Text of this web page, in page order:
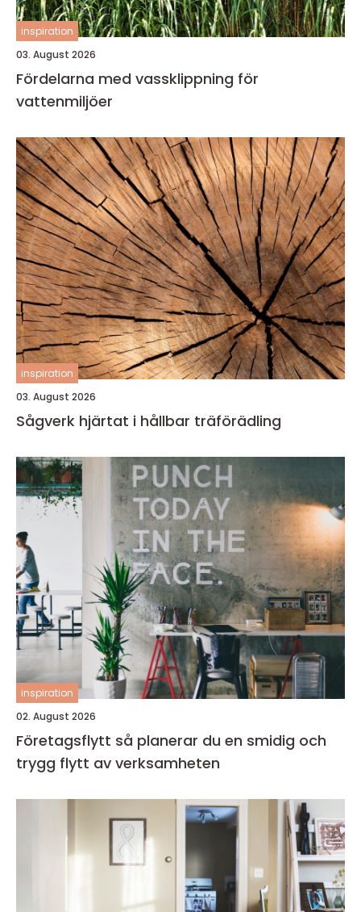
inspiration
03. August 2026
Fördelarna med vassklippning för
vattenmiljöer
inspiration
03. August 2026
Sågverk hjärtat i hållbar träförädling
inspiration
02. August 2026
Företagsflytt så planerar du en smidig och
trygg flytt av verksamheten